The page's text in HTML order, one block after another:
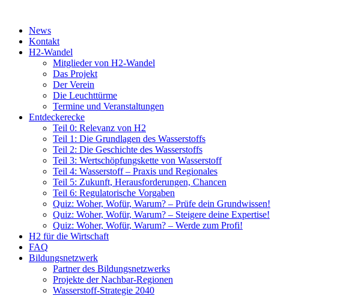
News
Kontakt
H2-Wandel
Mitglieder von H2-Wandel
Das Projekt
Der Verein
Die Leuchttürme
Termine und Veranstaltungen
Entdeckerecke
Teil 0: Relevanz von H2
Teil 1: Die Grundlagen des Wasserstoffs
Teil 2: Die Geschichte des Wasserstoffs
Teil 3: Wertschöpfungskette von Wasserstoff
Teil 4: Wasserstoff – Praxis und Regionales
Teil 5: Zukunft, Herausforderungen, Chancen
Teil 6: Regulatorische Vorgaben
Quiz: Woher, Wofür, Warum? – Prüfe dein Grundwissen!
Quiz: Woher, Wofür, Warum? – Steigere deine Expertise!
Quiz: Woher, Wofür, Warum? – Werde zum Profi!
H2 für die Wirtschaft
FAQ
Bildungsnetzwerk
Partner des Bildungsnetzwerks
Projekte der Nachbar-Regionen
Wasserstoff-Strategie 2040